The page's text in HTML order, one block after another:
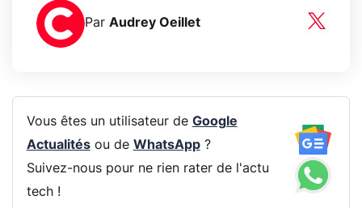
Par Audrey Oeillet
Vous êtes un utilisateur de Google
Actualitésou de WhatsApp?
Suivez-nous pour ne rien rater de l'actu
tech !